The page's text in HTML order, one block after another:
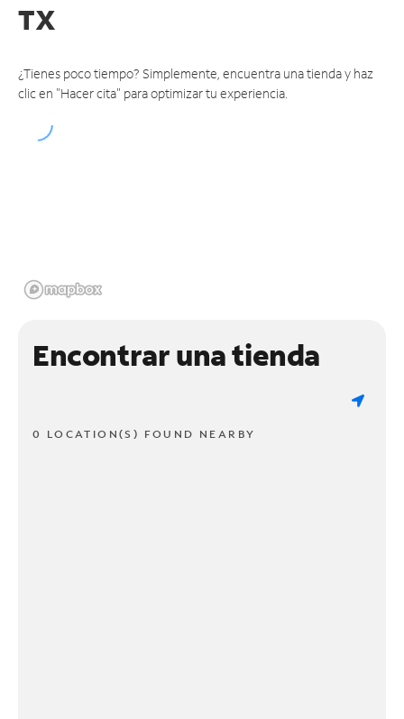
TX
¿Tienes poco tiempo? Simplemente, encuentra una tienda y haz
clic en "Hacer cita" para optimizar tu experiencia.
Encontrar una tienda
0 LOCATION(S) FOUND NEARBY